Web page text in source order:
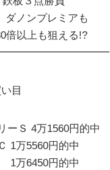
ダノンプレミアも
倍以上も狙える!?
目
ーＳ 4万1560円的中
1万5560円的中
1万6450円的中